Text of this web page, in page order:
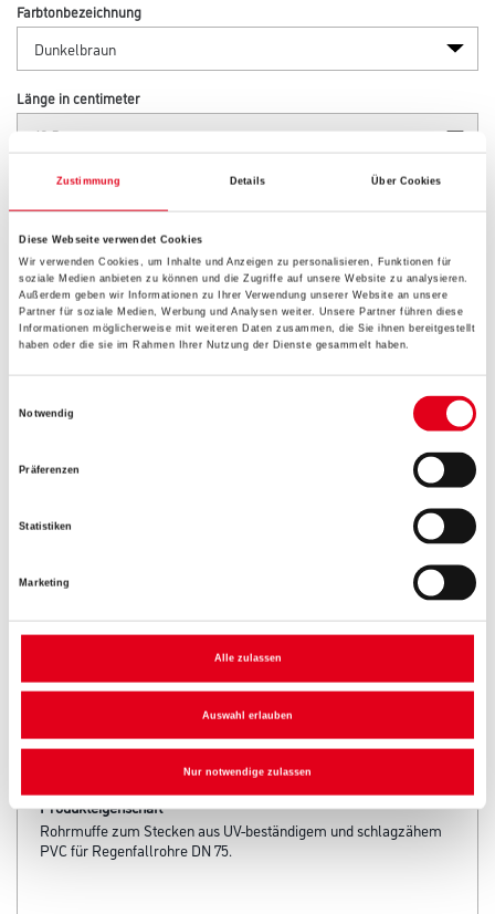
Zustimmung Details Über Cookies
Diese Webseite verwendet Cookies
Wir verwenden Cookies, um Inhalte und Anzeigen zu personalisieren, Funktionen für
soziale Medien anbieten zu können und die Zugriffe auf unsere Website zu analysieren.
Außerdem geben wir Informationen zu Ihrer Verwendung unserer Website an unsere
Partner für soziale Medien, Werbung und Analysen weiter. Unsere Partner führen diese
Informationen möglicherweise mit weiteren Daten zusammen, die Sie ihnen bereitgestellt
haben oder die sie im Rahmen Ihrer Nutzung der Dienste gesammelt haben.
Notwendig
Präferenzen
Statistiken
Marketing
Alle zulassen
Auswahl erlauben
Nur notwendige zulassen
Farbtonbezeichnung
Länge in centimeter
Breite in centimeter
Höhe in centimeter
PRODUKTEIGENSCHAFTEN
Produkteigenschaft
Rohrmuffe zum Stecken aus UV-beständigem und schlagzähem
PVC für Regenfallrohre DN 75.